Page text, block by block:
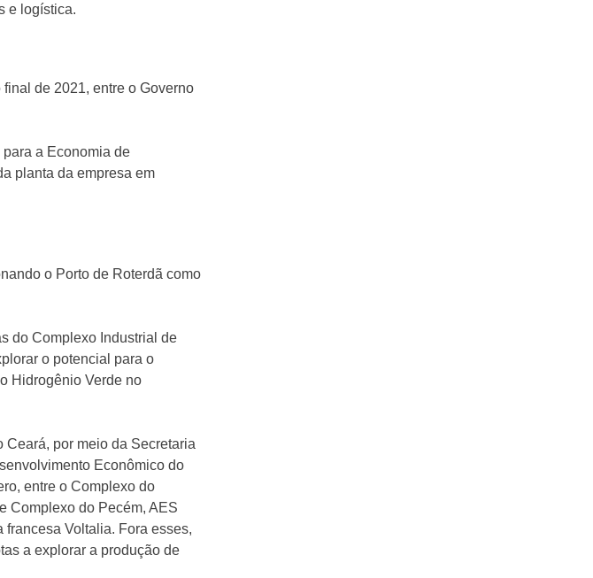
e logística.
de 2021, entre o Governo
a Economia de
planta da empresa em
o Porto de Roterdã como
do Complexo Industrial de
o potencial para o
Hidrogênio Verde no
por meio da Secretaria
Econômico do
entre o Complexo do
Complexo do Pecém, AES
francesa Voltalia. Fora esses,
a explorar a produção de